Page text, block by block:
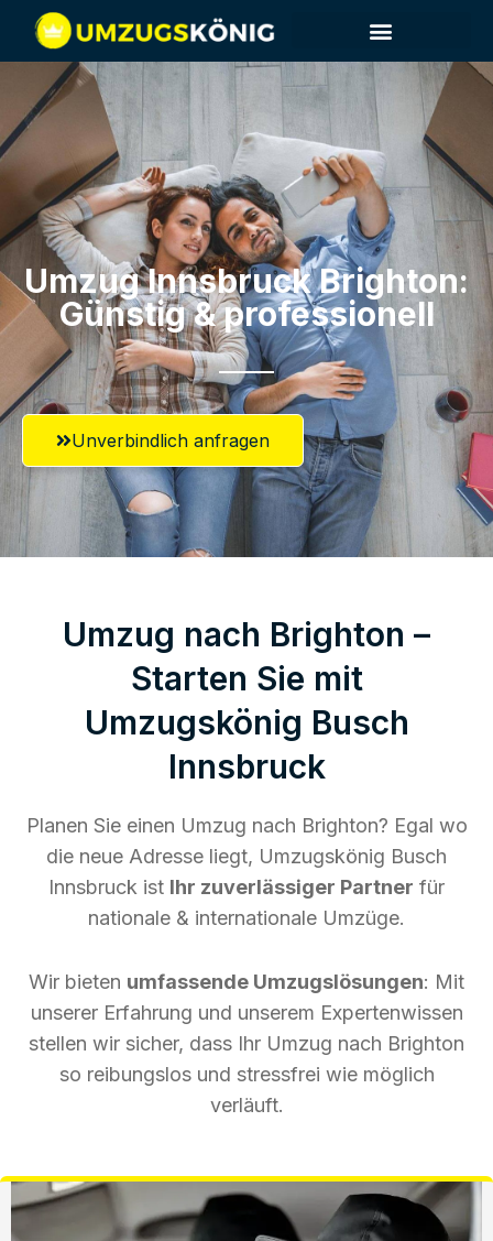
Umzug Innsbruck​ Brighton:
Günstig & professionell​
Unverbindlich anfragen
Umzug nach Brighton –
Starten Sie mit
Umzugskönig Busch
Innsbruck
Planen Sie einen Umzug nach Brighton? Egal wo
die neue Adresse liegt, Umzugskönig Busch
Innsbruck ist Ihr zuverlässiger Partner für
nationale & internationale Umzüge.
Wir bieten umfassende Umzugslösungen: Mit
unserer Erfahrung und unserem Expertenwissen
stellen wir sicher, dass Ihr Umzug nach Brighton
so reibungslos und stressfrei wie möglich
verläuft.